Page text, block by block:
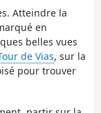
Atteindre la
en
belles vues
de Vias, sur la
pour trouver